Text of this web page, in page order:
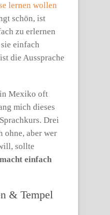
lernen wollen
schön, ist
zu erlernen
einfach
die Aussprache
Mexiko oft
mich dieses
Drei
ohne, aber wer
sollte
einfach
& Tempel